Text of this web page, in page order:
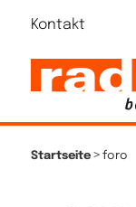
Kontakt
Startseite> foro